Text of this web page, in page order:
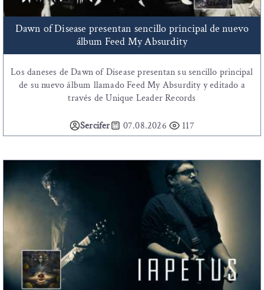
Dawn of Disease presentan sencillo principal de nuevo
álbum Feed My Absurdity
Los daneses de Dawn of Disease presentan su sencillo principal
de su nuevo álbum llamado Feed My Absurdity y editado a
través de Unique Leader Records
Sercifer 07.08.2026 117